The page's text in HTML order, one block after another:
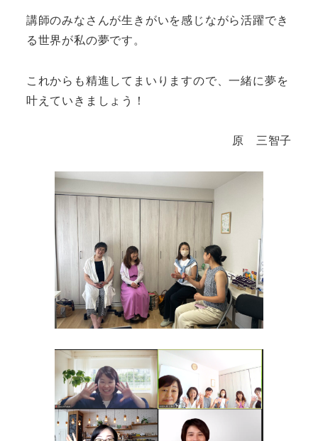
講師のみなさんが生きがいを感じながら活躍でき
る世界が私の夢です。
これからも精進してまいりますので、一緒に夢を
叶えていきましょう！
原 三智子